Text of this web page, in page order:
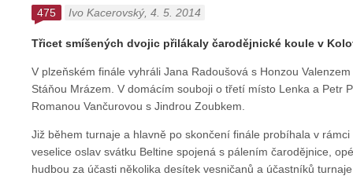
475 Ivo Kacerovský, 4. 5. 2014
Třicet smíšených dvojic přilákaly čarodějnické koule v
V plzeňském finále vyhráli Jana Radoušová s Honzou
Stáňou Mrázem. V domácím souboji o třetí místo Lenka a Petr
Romanou Vančurovou s Jindrou Zoubkem.
Již během turnaje a hlavně po skončení finále probíhala v
veselice oslav svátku Beltine spojená s pálením čarodějnice,
hudbou za účasti několika desítek vesničanů a účastníků